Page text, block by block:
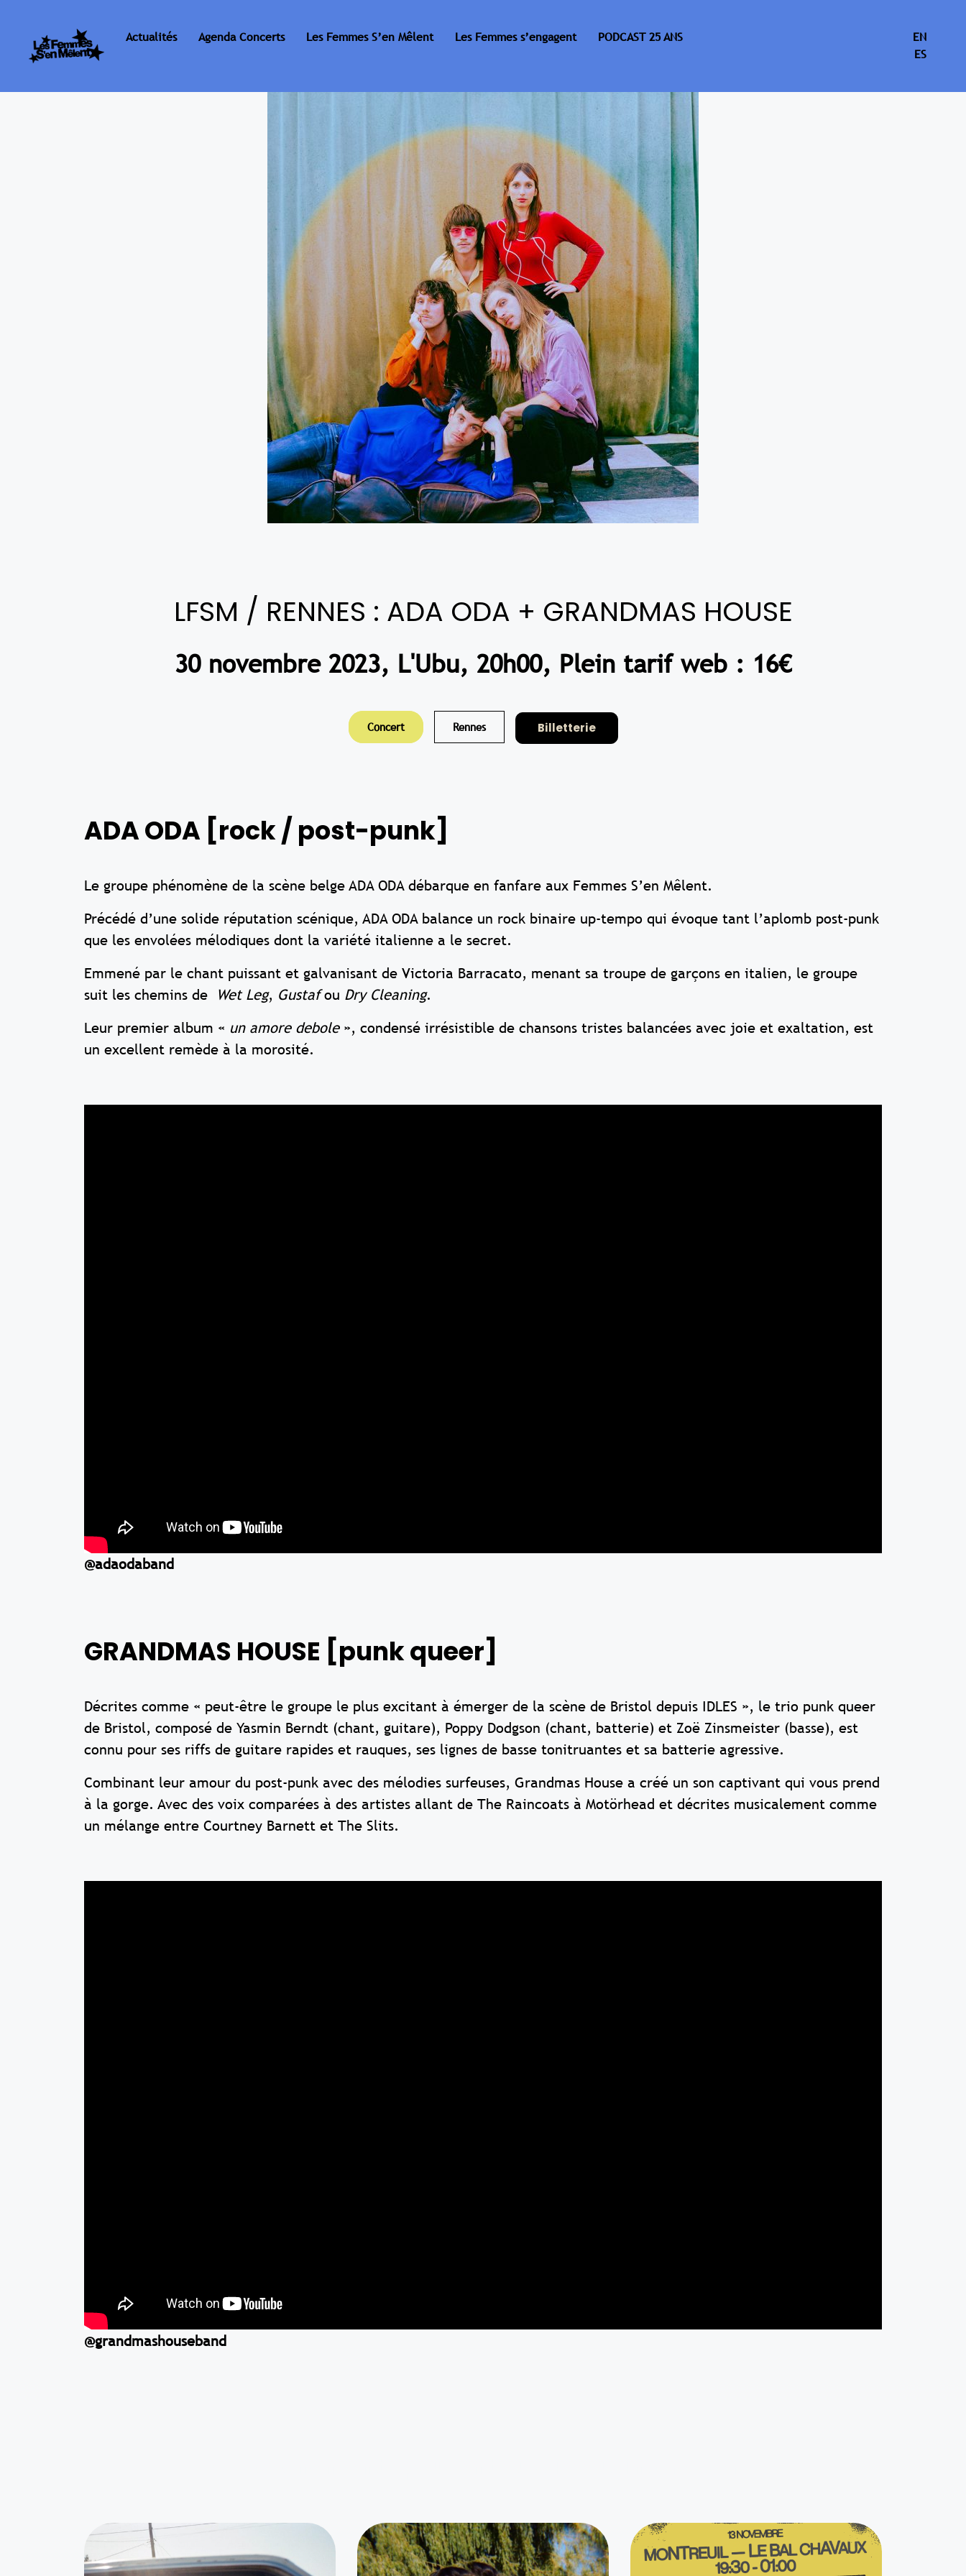
Actualités Agenda Concerts Les Femmes S’en Mêlent Les Femmes s’engagent PODCAST 25 ANS
EN
ES
LFSM / RENNES : ADA ODA + GRANDMAS HOUSE
30 novembre 2023, L'Ubu, 20h00, Plein tarif web : 16€
Concert Rennes Billetterie
ADA ODA [rock / post-punk]
Le groupe phénomène de la scène belge ADA ODA débarque en fanfare aux Femmes S’en Mêlent.
Précédé d’une solide réputation scénique, ADA ODA balance un rock binaire up-tempo qui évoque tant l’aplomb post-punk
que les envolées mélodiques dont la variété italienne a le secret.
Emmené par le chant puissant et galvanisant de Victoria Barracato, menant sa troupe de garçons en italien, le groupe
suit les chemins de
Wet Leg, Gustafou Dry Cleaning.
Leur premier album « un amore debole», condensé irrésistible de chansons tristes balancées avec joie et exaltation, est
un excellent remède à la morosité.
@adaodaband
GRANDMAS HOUSE [punk queer]
Décrites comme « peut-être le groupe le plus excitant à émerger de la scène de Bristol depuis IDLES », le trio punk queer
de Bristol, composé de Yasmin Berndt (chant, guitare), Poppy Dodgson (chant, batterie) et Zoë Zinsmeister (basse), est
connu pour ses riffs de guitare rapides et rauques, ses lignes de basse tonitruantes et sa batterie agressive.
Combinant leur amour du post-punk avec des mélodies surfeuses, Grandmas House a créé un son captivant qui vous prend
à la gorge. Avec des voix comparées à des artistes allant de The Raincoats à Motörhead et décrites musicalement comme
un mélange entre Courtney Barnett et The Slits.
@grandmashouseband